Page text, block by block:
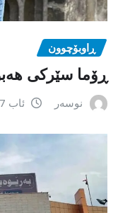
ڕاوبۆچوون
ڕۆما سێرکی
نوسەر ئاب 7, 2026